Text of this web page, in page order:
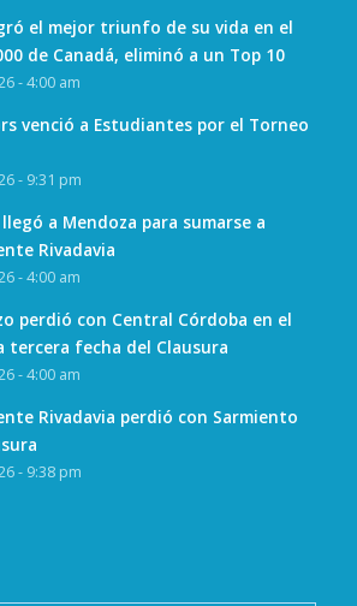
el mejor triunfo de su vida en el
de Canadá, eliminó a un Top 10
- 4:00 am
venció a Estudiantes por el Torneo
- 9:31 pm
llegó a Mendoza para sumarse a
Rivadavia
- 4:00 am
perdió con Central Córdoba en el
tercera fecha del Clausura
- 4:00 am
Rivadavia perdió con Sarmiento
- 9:38 pm